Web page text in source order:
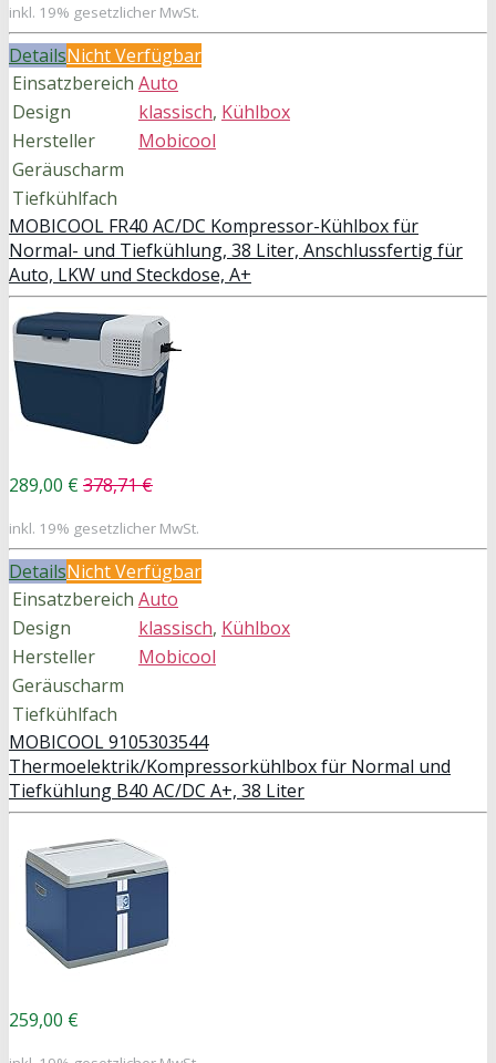
inkl. 19% gesetzlicher MwSt.
DetailsNicht Verfügbar
Einsatzbereich Auto
Design
klassisch, Kühlbox
Hersteller
Mobicool
Geräuscharm
Tiefkühlfach
MOBICOOL FR40 AC/DC Kompressor-Kühlbox für
Normal- und Tiefkühlung, 38 Liter, Anschlussfertig für
Auto, LKW und Steckdose, A+
289,00 € 378,71 €
inkl. 19% gesetzlicher MwSt.
DetailsNicht Verfügbar
Einsatzbereich Auto
Design
klassisch, Kühlbox
Hersteller
Mobicool
Geräuscharm
Tiefkühlfach
MOBICOOL 9105303544
Thermoelektrik/Kompressorkühlbox für Normal und
Tiefkühlung B40 AC/DC A+, 38 Liter
259,00 €